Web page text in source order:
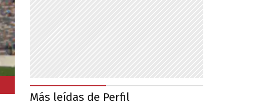
Más leídas de Perfil